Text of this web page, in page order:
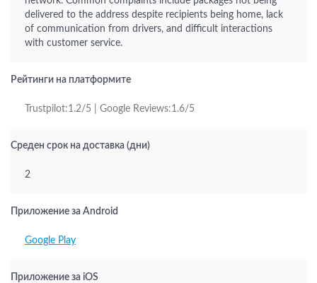
delivered to the address despite recipients being home, lack
of communication from drivers, and difficult interactions
with customer service.
Рейтинги на платформите
Trustpilot:1.2/5 | Google Reviews:1.6/5
Среден срок на доставка (дни)
2
Приложение за Android
Google Play
Приложение за iOS